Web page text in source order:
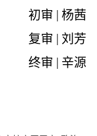
初审 | 杨茜
复审 | 刘芳
终审 | 辛源